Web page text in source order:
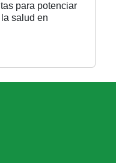
para potenciar
salud en